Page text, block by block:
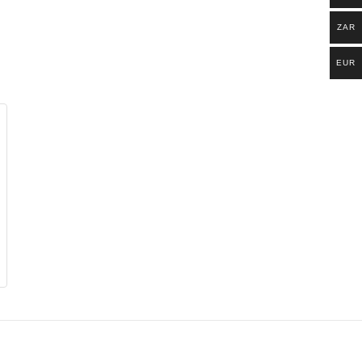
ZAR
EUR